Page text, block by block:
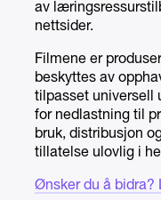
av
nettsider.
Filmene er
beskyttes av
tilpasset universell
for nedlastning til
bruk, distribusjon
tillatelse ulovlig i
Ønsker du å bidra?